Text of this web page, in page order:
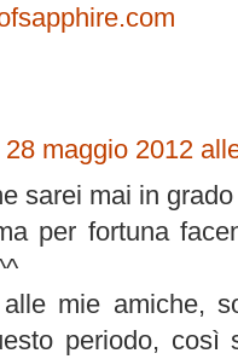
28 maggio 2012
sarei mai in
per fortuna
mie amiche,
periodo, così